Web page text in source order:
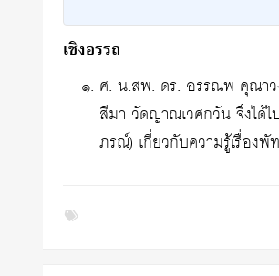
เชิงอรรถ
ศ. น.สพ. ดร. อรรณพ คุณาว
สีมา วัดญาณเวศกวัน จึงได้
ภรณ์) เกี่ยวกับความรู้เรื่อ